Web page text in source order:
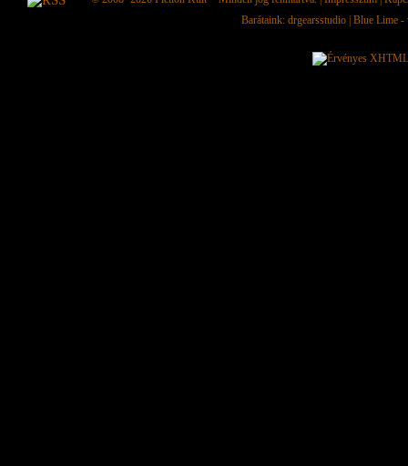
Barátaink: drgearsstudio Blue Lime -